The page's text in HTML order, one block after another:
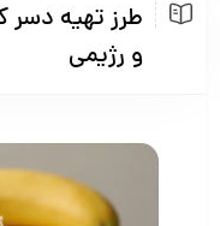
طرز تهیه دسر
و رژیمی